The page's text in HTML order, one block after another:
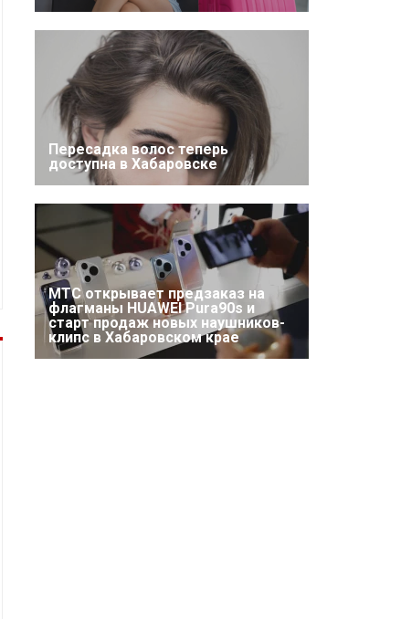
Пересадка волос теперь
доступна в Хабаровске
МТС открывает предзаказ на
флагманы HUAWEI Pura90s и
старт продаж новых наушников-
клипс в Хабаровском крае